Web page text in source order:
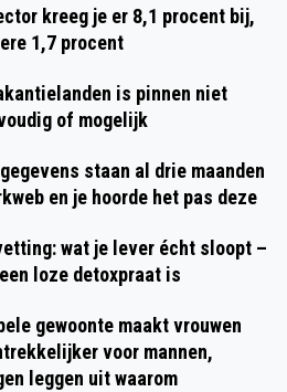
kreeg je er 8,1 procent bij,
1,7 procent
is pinnen niet
of mogelijk
staan al drie maanden
en je hoorde het pas deze
wat je lever écht sloopt –
loze detoxpraat is
gewoonte maakt vrouwen
voor mannen,
leggen uit waarom